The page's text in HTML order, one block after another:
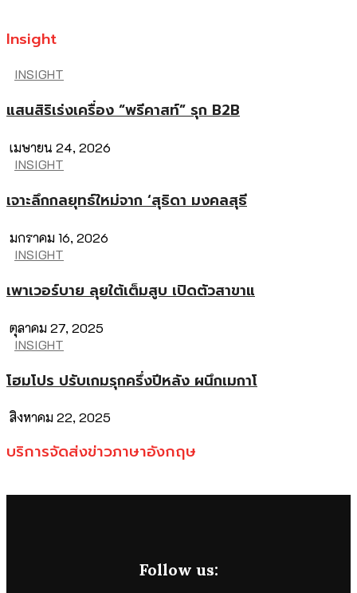
Insight
INSIGHT
แสนสิริเร่งเครื่อง “พรีคาสท์” รุก B2B
เมษายน 24, 2026
INSIGHT
เจาะลึกกลยุทธ์ใหม่จาก ‘สุธิดา มงคลสุธี
มกราคม 16, 2026
INSIGHT
เพาเวอร์บาย ลุยใต้เต็มสูบ เปิดตัวสาขาแ
ตุลาคม 27, 2025
INSIGHT
โฮมโปร ปรับเกมรุกครึ่งปีหลัง ผนึกเมกาโ
สิงหาคม 22, 2025
บริการจัดส่งข่าวภาษาอังกฤษ
Follow us: